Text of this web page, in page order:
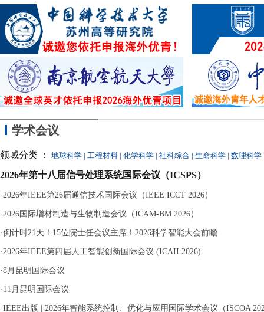
台“
钱“
用还大肆转卖
同参与，最终因
学术会议
领域分类 ： 地球科学 | 工程材料 | 化学科学 | 社科综合 | 生命科学 | 数理科学
2026年第十八届信号处理系统国际会议（ICSPS）
·2026年IEEE第26届通信技术国际会议（IEEE ICCT 2026）
·2026国际增材制造与生物制造会议（ICAM-BM 2026）
·倒计时21天！15位院士任会议主席！2026科学智能大会前瞻
·2026年IEEE第四届人工智能创新国际会议 (ICAII 2026)
·8月昆明国际会议
· 11月昆明国际会议
·IEEE出版 | 2026年智能系统控制、优化与应用国际学术会议（ISCOA